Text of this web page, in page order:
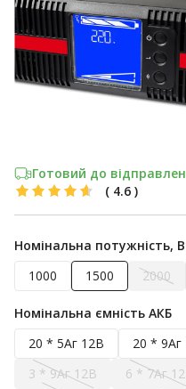
Готовий до
( 4.6 )
Номінальна потужність,
1000
1500 2000
Номінальна ємність АКБ
20 * 5Аг 12В
20 * 9Аг
3 * 9Аг 12В
6 * 7Аг